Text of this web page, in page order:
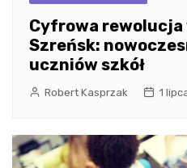
Cyfrowa rewolucja
Szreńsk:
uczniów szkół
Robert Kasprzak 1